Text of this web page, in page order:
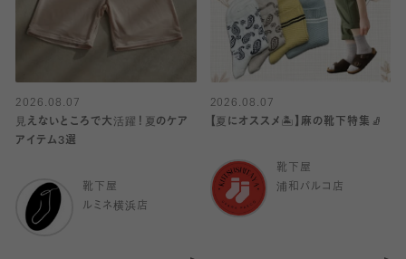
2026.08.07
見えないところで大活躍！夏のケア
アイテム3選
靴下屋
ルミネ横浜店
2026.08.07
【夏にオススメ🏝️】麻の靴下特集🧦
靴下屋
浦和パルコ店